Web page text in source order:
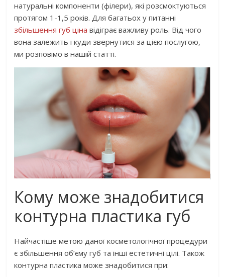
натуральні компоненти (філери), які розсмоктуються
протягом 1-1,5 років. Для багатьох у питанні
збільшення губ ціна відіграє важливу роль. Від чого
вона залежить і куди звернутися за цією послугою,
ми розповімо в нашій статті.
Кому може знадобитися
контурна пластика губ
Найчастіше метою даної косметологічної процедури
є збільшення об’єму губ та інші естетичні цілі. Також
контурна пластика може знадобитися при: